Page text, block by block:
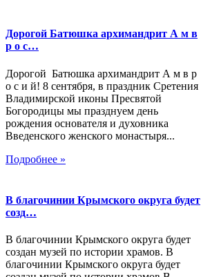
Дорогой Батюшка архимандрит А м в
р о с…
Дорогой Батюшка архимандрит А м в р
о с и й! 8 сентября, в праздник Сретения
Владимирской иконы Пресвятой
Богородицы мы празднуем день
рождения основателя и духовника
Введенского женского монастыря...
Подробнее »
В благочинии Крымского округа будет
созд…
В благочинии Крымского округа будет
создан музей по истории храмов. В
благочинии Крымского округа будет